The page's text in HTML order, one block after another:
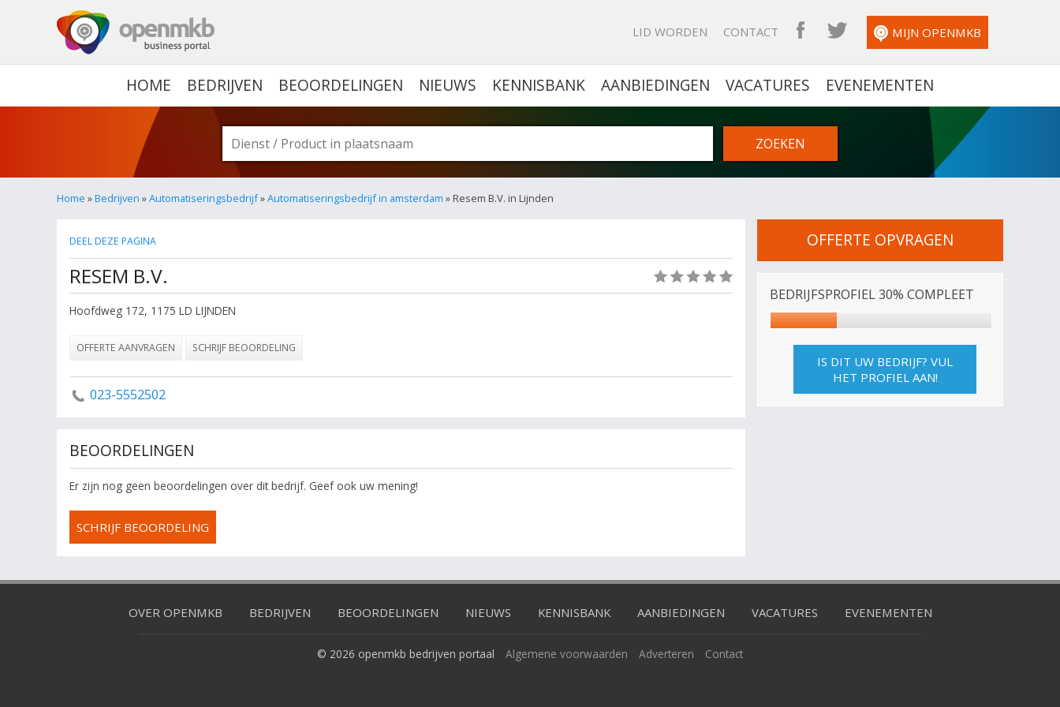
LID WORDEN CONTACT OPENMKB FACEBOOK
OPENMKB TWITTER
MIJN OPENMKB
HOME BEDRIJVEN BEOORDELINGEN NIEUWS KENNISBANK AANBIEDINGEN VACATURES EVENEMENTEN
Home »Bedrijven »Automatiseringsbedrijf»Automatiseringsbedrijf in amsterdam » Resem B.V. in Lijnden
DEEL DEZE PAGINA
RESEM B.V.
Hoofdweg 172, 1175 LD LIJNDEN
OFFERTE AANVRAGEN SCHRIJF BEOORDELING
023-5552502
BEOORDELINGEN
Er zijn nog geen beoordelingen over dit bedrijf. Geef ook uw mening!
SCHRIJF BEOORDELING
OFFERTE OPVRAGEN
BEDRIJFSPROFIEL 30% COMPLEET
IS DIT UW BEDRIJF? VUL
HET PROFIEL AAN!
OVER OPENMKB BEDRIJVEN BEOORDELINGEN NIEUWS KENNISBANK AANBIEDINGEN VACATURES EVENEMENTEN
© 2026 openmkb bedrijven portaal Algemene voorwaarden Adverteren Contact